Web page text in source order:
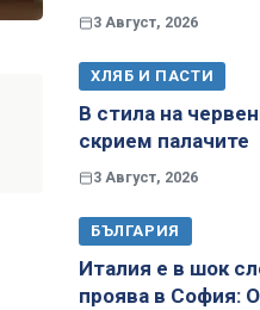
3 Август, 2026
ХЛЯБ И ПАСТИ
В стила на
скрием палачите
3 Август, 2026
БЪЛГАРИЯ
Италия е в шок
проява в София: